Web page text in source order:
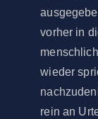
vorher in
wieder
rein an